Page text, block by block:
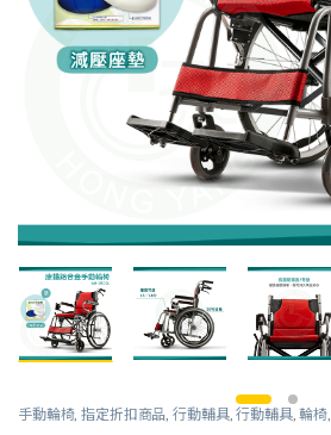
手動輪椅,指定折扣商品,行動輔具,行動輔具,輪椅,